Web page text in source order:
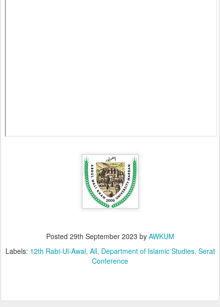
Posted 29th September 2023 by AWKUM
Labels: 12th Rabi-Ul-Awal All Department of Islamic Studies Serat
Conference